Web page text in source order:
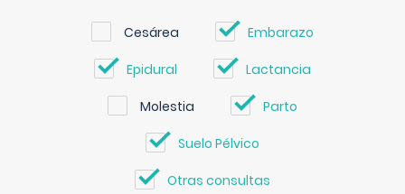
Cesárea Embarazo
Epidural Lactancia
Molestia Parto
Suelo Pélvico
Otras consultas